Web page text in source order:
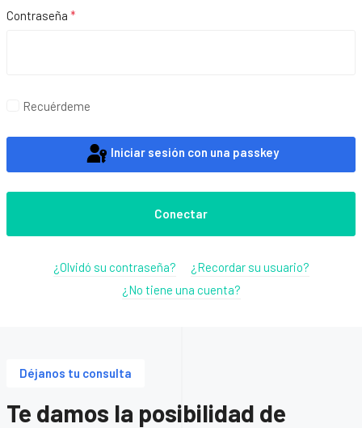
Contraseña *
Recuérdeme
Iniciar sesión con una passkey
Conectar
¿Olvidó su contraseña?
¿Recordar su usuario?
¿No tiene una cuenta?
Déjanos tu consulta
Te damos la posibilidad de